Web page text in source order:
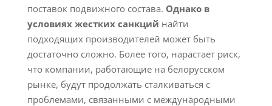
поставок подвижного состава. Однако в
условиях жестких санкций найти
подходящих производителей может быть
достаточно сложно. Более того, нарастает риск,
что компании, работающие на белорусском
рынке, будут продолжать сталкиваться с
проблемами, связанными с международными